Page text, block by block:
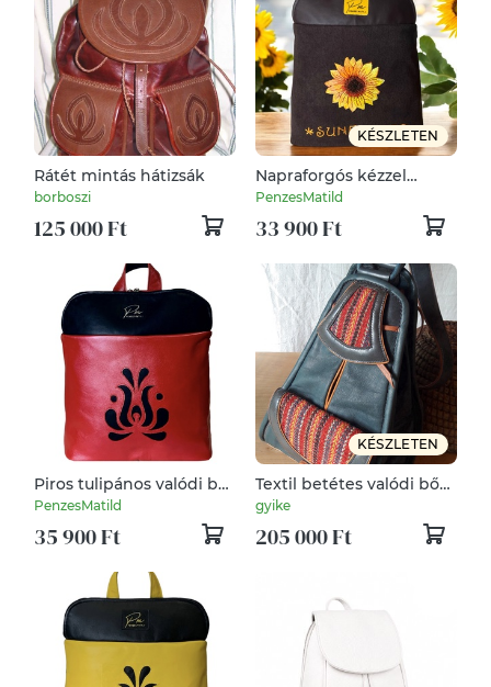
Rátét mintás hátizsák
borboszi
125 000 Ft
KÉSZLETEN
Napraforgós kézzel
hímzett valódi bőr
PenzesMatild
33 900 Ft
Piros tulipános valódi bőr
hátizsák
PenzesMatild
35 900 Ft
KÉSZLETEN
Textil betétes valódi bőr
hátizsák
gyike
205 000 Ft